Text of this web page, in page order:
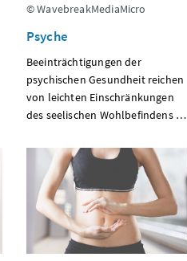
© WavebreakMediaMicro
Psyche
Beeinträchtigungen der
psychischen Gesundheit reichen
von leichten Einschränkungen
des seelischen Wohlbefindens …